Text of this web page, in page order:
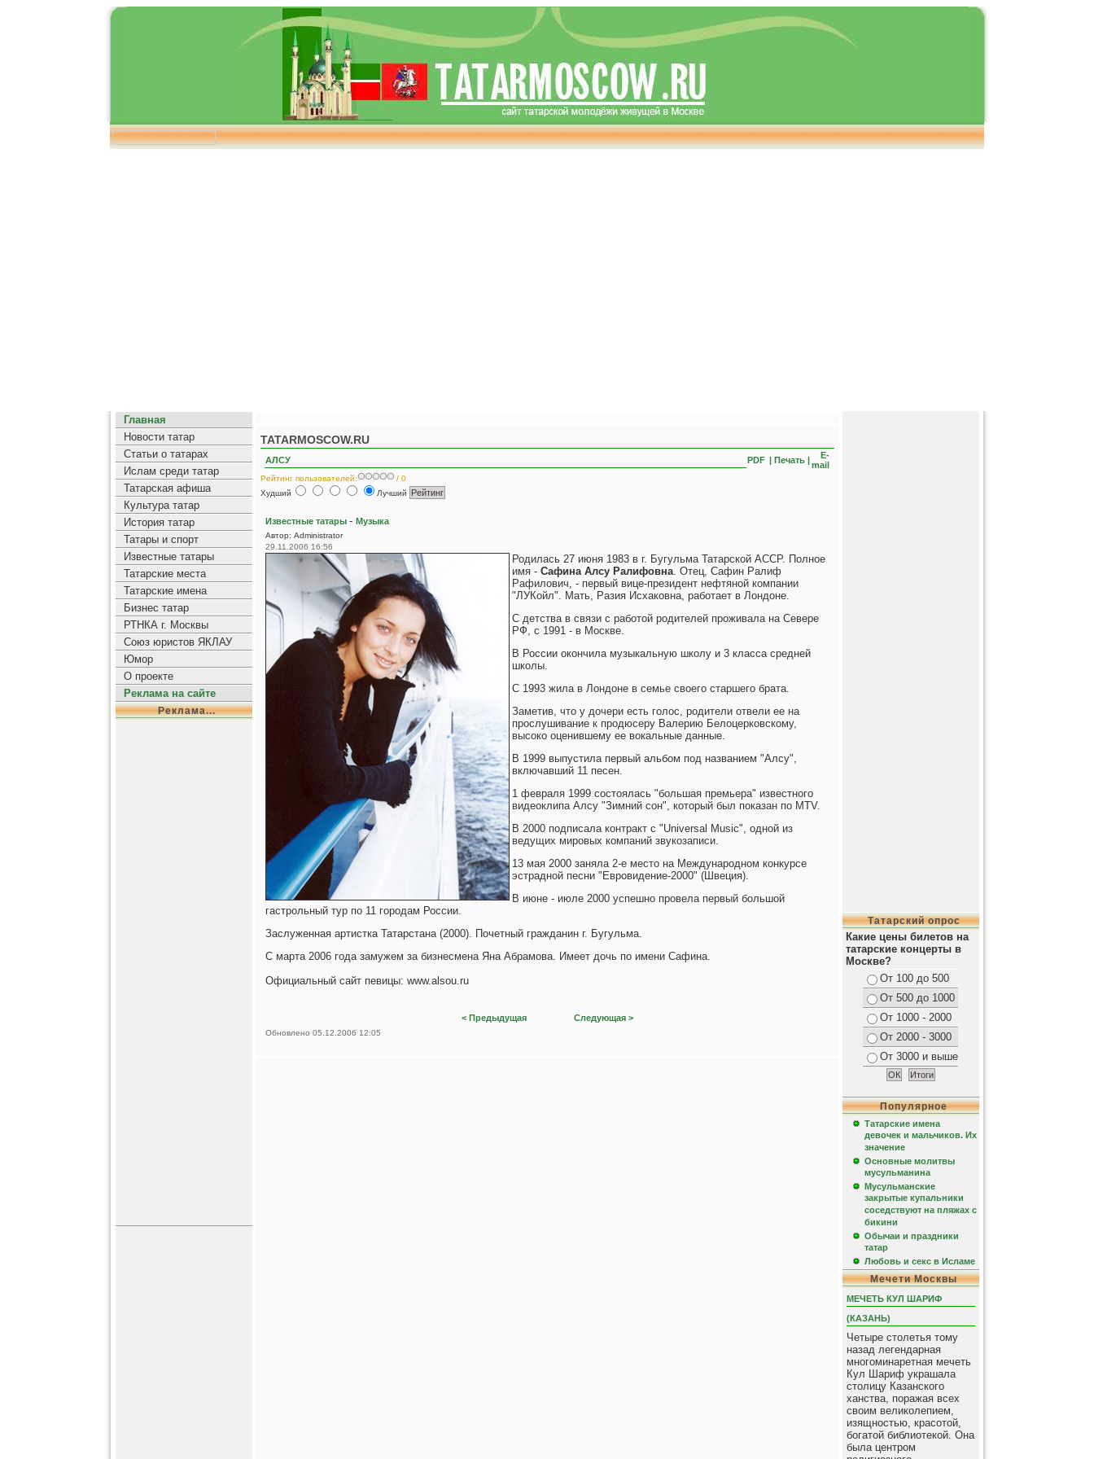
Главная
Новости татар
Статьи о татарах
Ислам среди татар
Татарская афиша
Культура татар
История татар
Татары и спорт
Известные татары
Татарские места
Татарские имена
Бизнес татар
РТНКА г. Москвы
Союз юристов ЯКЛАУ
Юмор
О проекте
Реклама на сайте
Реклама...
TATARMOSCOW.RU
АЛСУ PDF | Печать |
E-
mail
Рейтинг пользователей:
/ 0
Худший
Лучший
Известные татары - Музыка
Автор: Administrator
29.11.2006 16:56
Родилась 27 июня 1983 в г. Бугульма Татарской АССР. Полное
имя - Сафина Алсу Ралифовна. Отец, Сафин Ралиф
Рафилович, - первый вице-президент нефтяной компании
"ЛУКойл". Мать, Разия Исхаковна, работает в Лондоне.
С детства в связи с работой родителей проживала на Севере
РФ, с 1991 - в Москве.
В России окончила музыкальную школу и 3 класса средней
школы.
С 1993 жила в Лондоне в семье своего старшего брата.
Заметив, что у дочери есть голос, родители отвели ее на
прослушивание к продюсеру Валерию Белоцерковскому,
высоко оценившему ее вокальные данные.
В 1999 выпустила первый альбом под названием "Алсу",
включавший 11 песен.
1 февраля 1999 состоялась "большая премьера" известного
видеоклипа Алсу "Зимний сон", который был показан по MTV.
В 2000 подписала контракт с "Universal Music", одной из
ведущих мировых компаний звукозаписи.
13 мая 2000 заняла 2-е место на Международном конкурсе
эстрадной песни "Евровидение-2000" (Швеция).
В июне - июле 2000 успешно провела первый большой
гастрольный тур по 11 городам России.
Заслуженная артистка Татарстана (2000). Почетный гражданин г. Бугульма.
С марта 2006 года замужем за бизнесмена Яна Абрамова. Имеет дочь по имени Сафина.
Официальный сайт певицы: www.alsou.ru
< Предыдущая Следующая >
Обновлено 05.12.2006 12:05
Татарский опрос
Какие цены билетов на
татарские концерты в
Москве?
От 100 до 500
От 500 до 1000
От 1000 - 2000
От 2000 - 3000
От 3000 и выше
Популярное
Татарские имена
девочек и мальчиков. Их
значение
Основные молитвы
мусульманина
Мусульманские
закрытые купальники
соседствуют на пляжах с
бикини
Обычаи и праздники
татар
Любовь и секс в Исламе
Мечети Москвы
МЕЧЕТЬ КУЛ ШАРИФ
(КАЗАНЬ)
Четыре столетья тому
назад легендарная
многоминаретная мечеть
Кул Шариф украшала
столицу Казанского
ханства, поражая всех
своим великолепием,
изящностью, красотой,
богатой библиотекой. Она
была центром